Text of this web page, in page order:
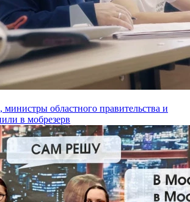
областного правительства и
в мобрезерв